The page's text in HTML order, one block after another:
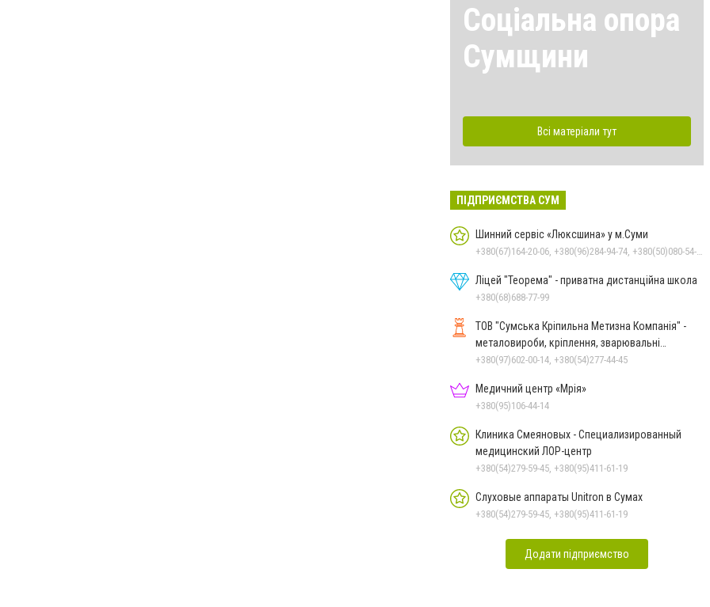
Соціальна опора
Сумщини
Всі матеріали тут
ПІДПРИЄМСТВА СУМ
Шинний сервіс «Люксшина» у м.Суми
Ліцей "Теорема" - приватна дистанційна школа
+380(68)688-77-99
ТОВ "Сумська Кріпильна Метизна Компанія" -
металовироби, кріплення, зварювальні
електроди у м.Суми
+380(97)602-00-14, +380(54)277-44-45
Медичний центр «Мрія»
+380(95)106-44-14
Клиника Смеяновых - Специализированный
медицинский ЛОР-центр
+380(54)279-59-45, +380(95)411-61-19
Слуховые аппараты Unitron в Сумах
+380(54)279-59-45, +380(95)411-61-19
Додати підприємство